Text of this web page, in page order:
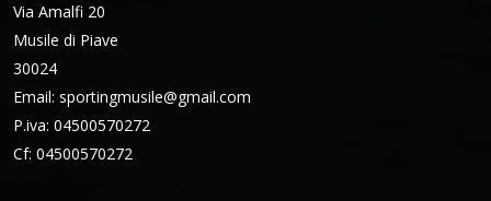
Via Amalfi 20
Musile di Piave
30024
Email: sportingmusile@gmail.com
P.iva: 04500570272
Cf: 04500570272